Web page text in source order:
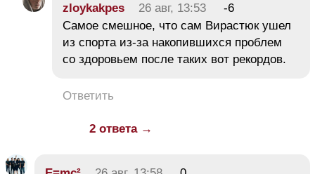
zloykakpes 26 авг, 13:53
-6
Самое смешное, что сам Вирастюк ушел
из спорта из-за накопившихся проблем
со здоровьем после таких вот рекордов.
Ответить
2 ответа →